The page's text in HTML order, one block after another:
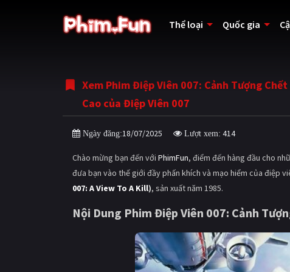
Thể loại Quốc gia
Xem Phim Điệp Viên 007: Cảnh Tượng
Cao của Điệp Viên 007
Ngày đăng:18/07/2025 Lượt xem: 414
Chào mừng bạn đến với PhimFun, điểm đến hàng đầu cho
đưa bạn vào thế giới đầy phấn khích và mạo hiểm của điệp
007: A View To A Kill), sản xuất năm 1985.
Nội Dung Phim Điệp Viên 007: Cảnh